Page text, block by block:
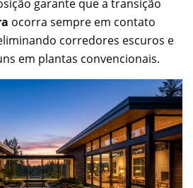
garante que a transição
ocorra sempre em contato
corredores escuros e
em plantas convencionais.